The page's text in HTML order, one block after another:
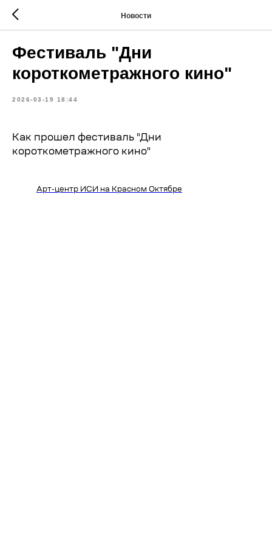
Новости
Фестиваль "Дни
короткометражного кино"
2026-03-19 18:44
Как прошел фестиваль "Дни
короткометражного кино"
Арт-центр ИСИ на Красном Октябре